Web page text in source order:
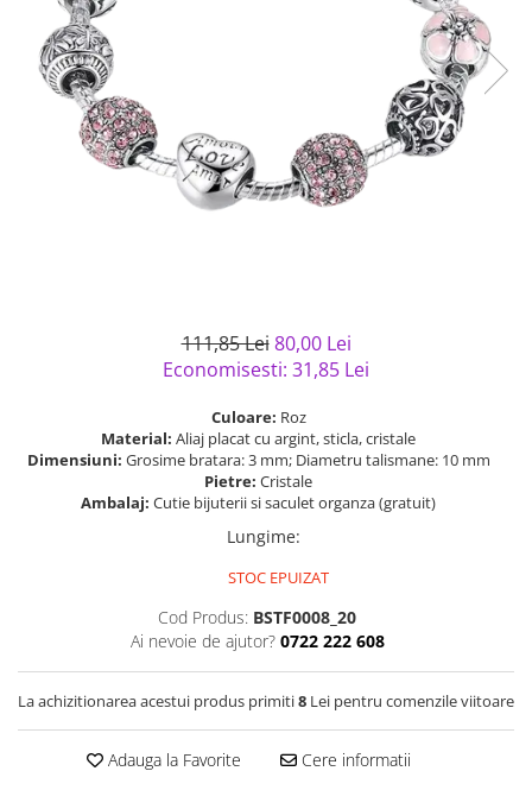
semipretioase
Bijuterii argint placat cu aur
Bijuterii argint cu diverse
materiale
Bijuterii argint cu murano
Bijuterii de Lux
Bijuterii gotice si rock
Bijuterii Handmade
Bijuterii fantezie
Casete si cutii de bijuterii
111,85 Lei 80,00 Lei
Economisesti: 31,85 Lei
Culoare: Roz
Material: Aliaj placat cu argint, sticla, cristale
Dimensiuni: Grosime bratara: 3 mm; Diametru talismane: 10 mm
Pietre: Cristale
Ambalaj: Cutie bijuterii si saculet organza (gratuit)
Lungime:
STOC EPUIZAT
Cod Produs: BSTF0008_20
Ai nevoie de ajutor? 0722 222 608
La achizitionarea acestui produs primiti8 Lei pentru comenzile viitoare
Adauga la Favorite Cere informatii